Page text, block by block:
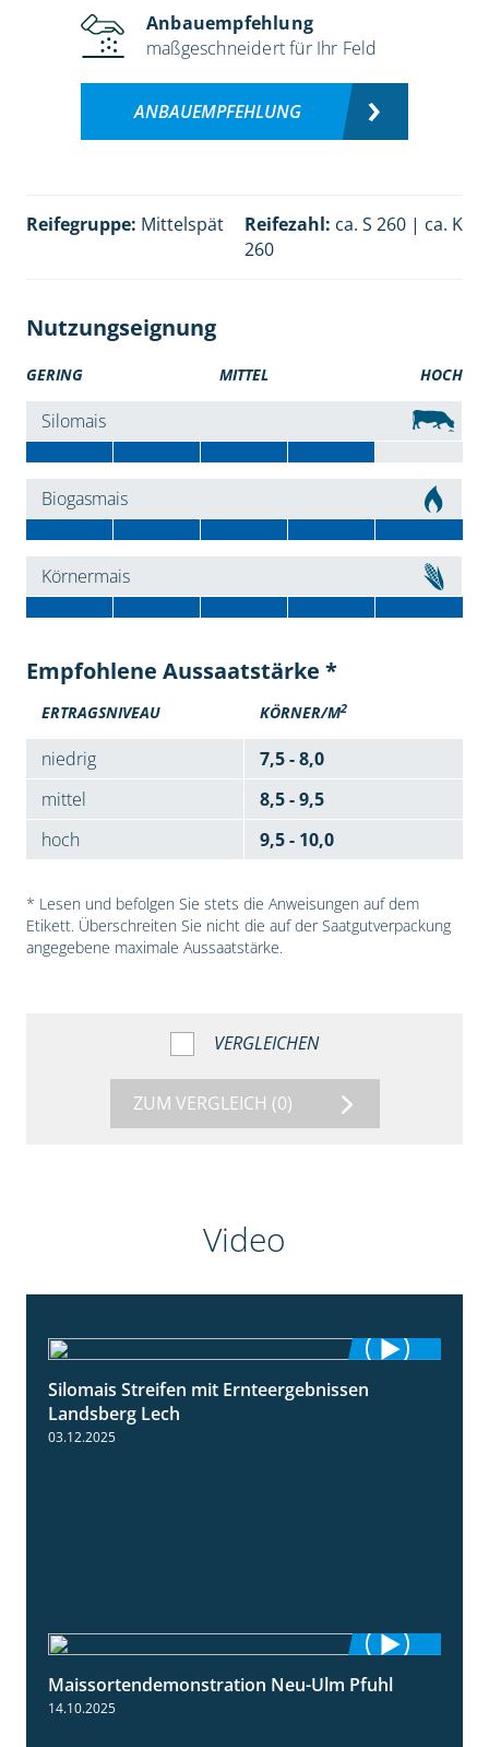
Anbauempfehlung
maßgeschneidert für Ihr Feld
ANBAUEMPFEHLUNG
Reifegruppe: Mittelspät Reifezahl: ca. S 260 | ca. K
260
Nutzungseignung
GERING MITTEL HOCH
Silomais
Biogasmais
Körnermais
Empfohlene Aussaatstärke *
ERTRAGSNIVEAU KÖRNER/M2
niedrig
7,5 - 8,0
mittel
8,5 - 9,5
hoch
9,5 - 10,0
* Lesen und befolgen Sie stets die Anweisungen auf dem
Etikett. Überschreiten Sie nicht die auf der Saatgutverpackung
angegebene maximale Aussaatstärke.
VERGLEICHEN
ZUM VERGLEICH (0)
Video
11:01
Silomais Streifen mit Ernteergebnissen
Landsberg Lech
03.12.2025
7:10
Maissortendemonstration Neu-Ulm Pfuhl
14.10.2025